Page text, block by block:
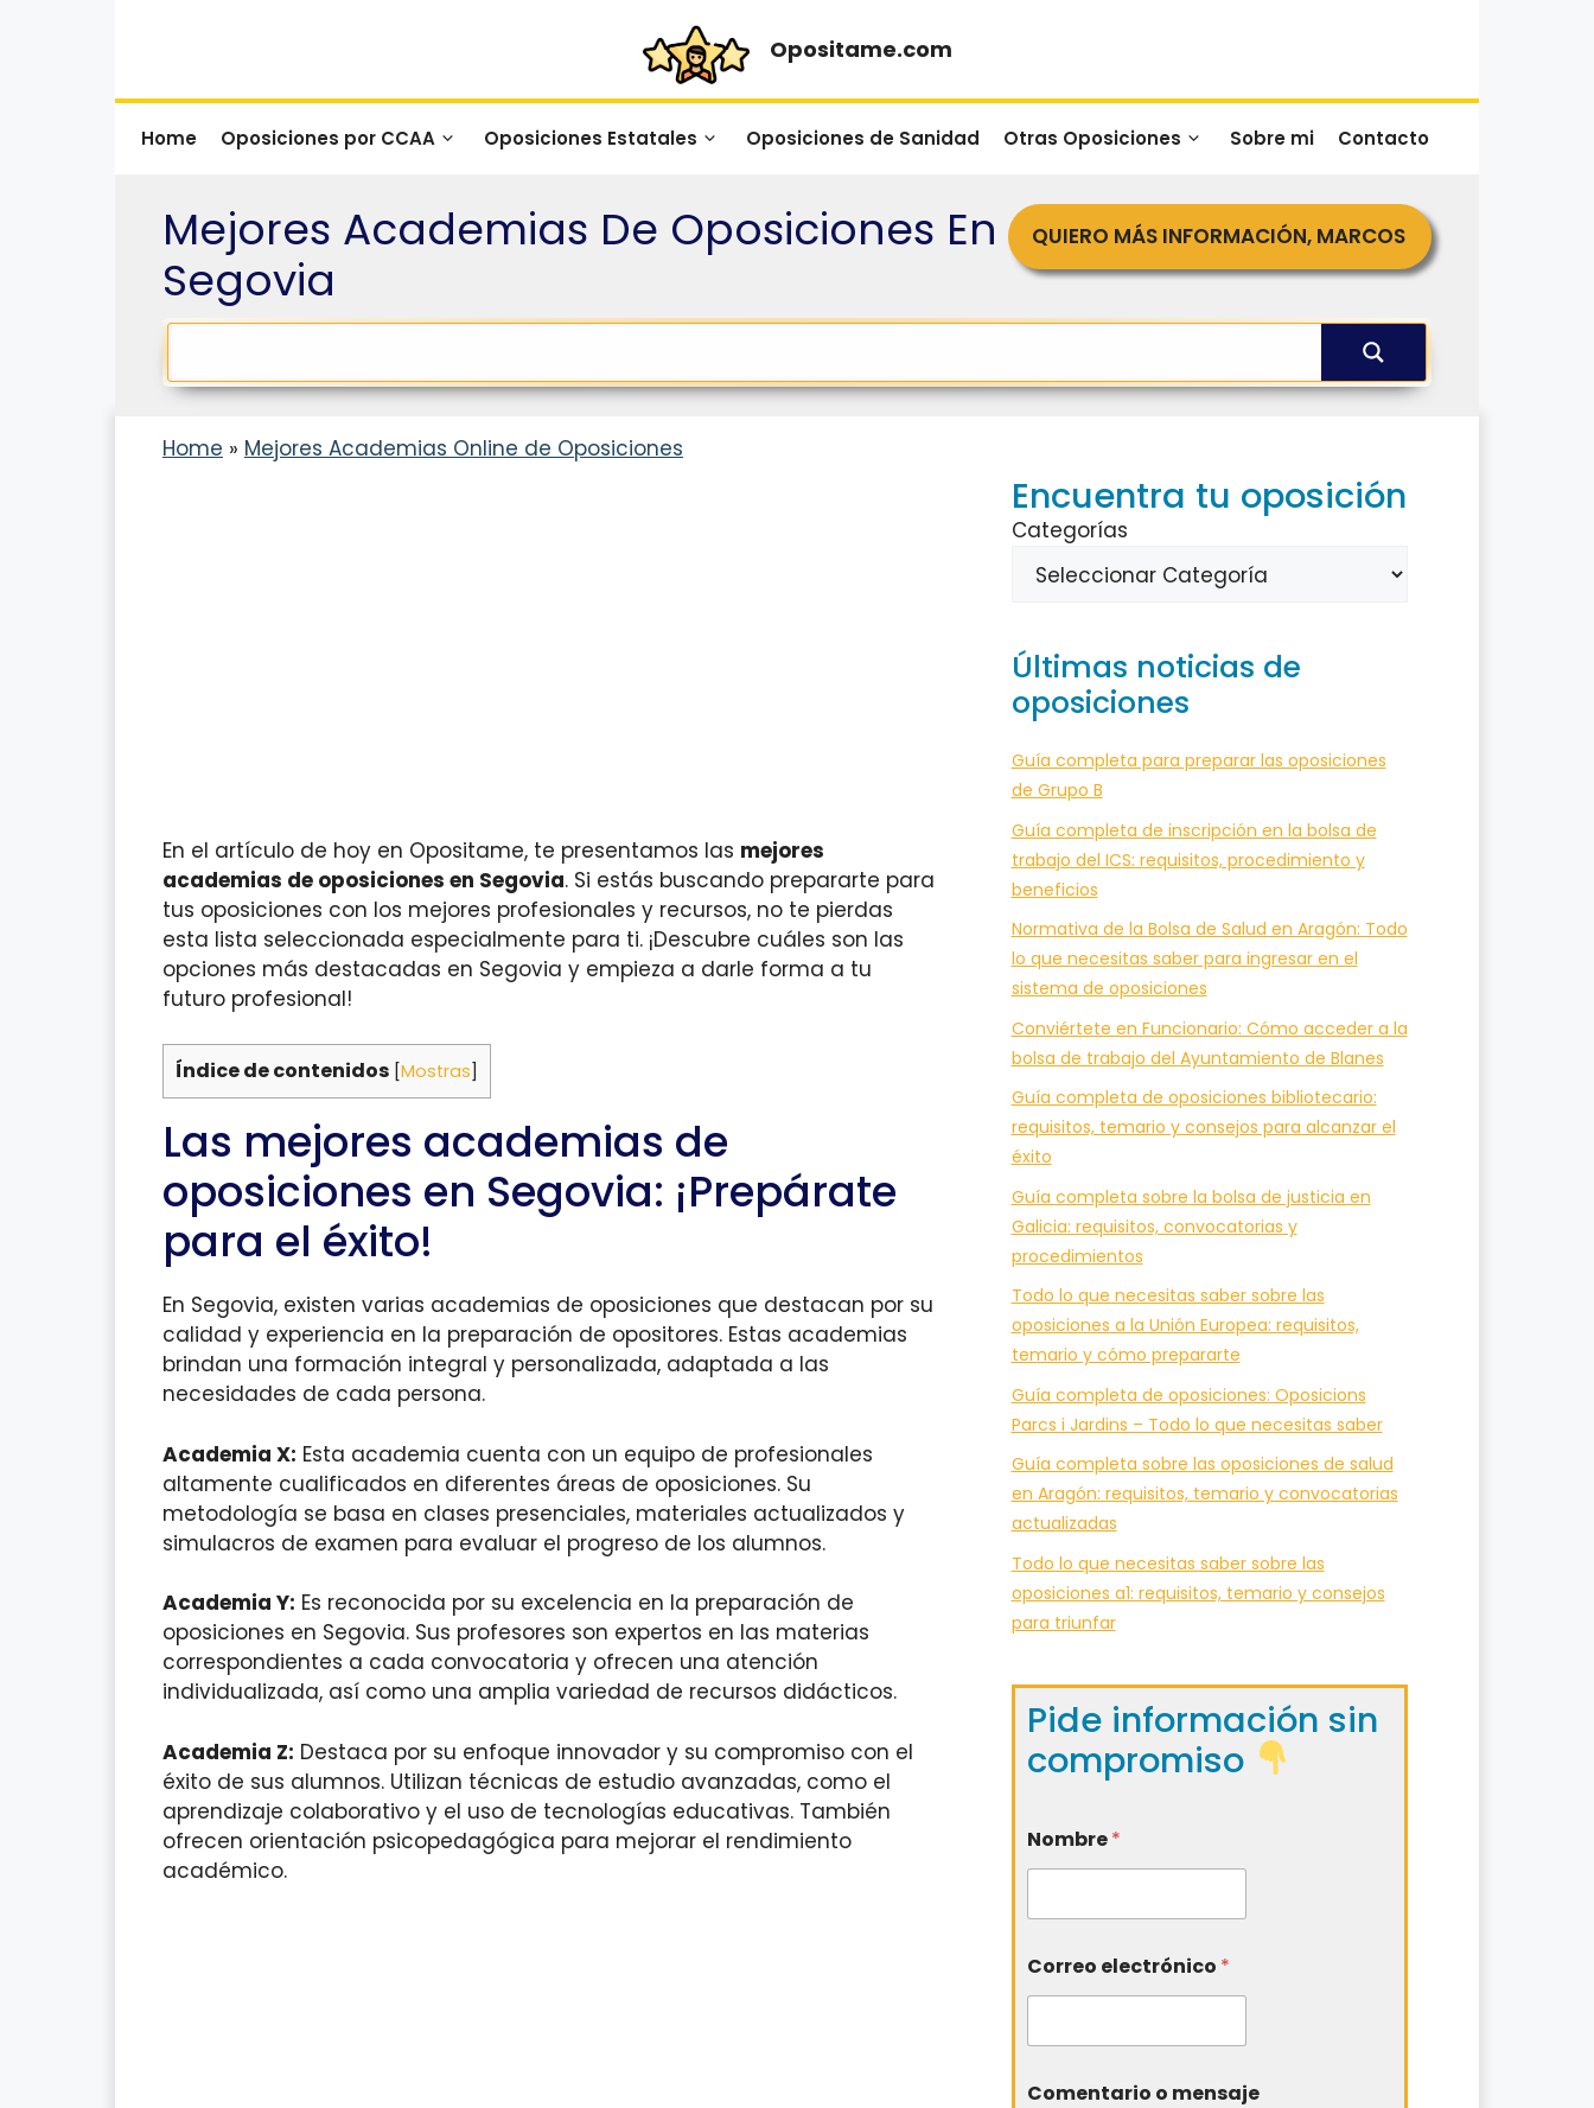
Opositame.com
Home Oposiciones por CCAA Oposiciones Estatales Oposiciones de Sanidad Otras Oposiciones Sobre mi Contacto
Mejores Academias De Oposiciones En
Segovia
QUIERO MÁS INFORMACIÓN, MARCOS
Home » Mejores Academias Online de Oposiciones
En el artículo de hoy en Opositame, te presentamos las mejores
academias de oposiciones en Segovia. Si estás buscando prepararte para
tus oposiciones con los mejores profesionales y recursos, no te pierdas
esta lista seleccionada especialmente para ti. ¡Descubre cuáles son las
opciones más destacadas en Segovia y empieza a darle forma a tu
futuro profesional!
Índice de contenidos [Mostras]
Las mejores academias de
oposiciones en Segovia: ¡Prepárate
para el éxito!
En Segovia, existen varias academias de oposiciones que destacan por su
calidad y experiencia en la preparación de opositores. Estas academias
brindan una formación integral y personalizada, adaptada a las
necesidades de cada persona.
Academia X: Esta academia cuenta con un equipo de profesionales
altamente cualificados en diferentes áreas de oposiciones. Su
metodología se basa en clases presenciales, materiales actualizados y
simulacros de examen para evaluar el progreso de los alumnos.
Academia Y: Es reconocida por su excelencia en la preparación de
oposiciones en Segovia. Sus profesores son expertos en las materias
correspondientes a cada convocatoria y ofrecen una atención
individualizada, así como una amplia variedad de recursos didácticos.
Academia Z: Destaca por su enfoque innovador y su compromiso con el
éxito de sus alumnos. Utilizan técnicas de estudio avanzadas, como el
aprendizaje colaborativo y el uso de tecnologías educativas. También
ofrecen orientación psicopedagógica para mejorar el rendimiento
académico.
Encuentra tu oposición
Categorías
Últimas noticias de
oposiciones
Guía completa para preparar las oposiciones
de Grupo B
Guía completa de inscripción en la bolsa de
trabajo del ICS: requisitos, procedimiento y
beneficios
Normativa de la Bolsa de Salud en Aragón: Todo
lo que necesitas saber para ingresar en el
sistema de oposiciones
Conviértete en Funcionario: Cómo acceder a la
bolsa de trabajo del Ayuntamiento de Blanes
Guía completa de oposiciones bibliotecario:
requisitos, temario y consejos para alcanzar el
éxito
Guía completa sobre la bolsa de justicia en
Galicia: requisitos, convocatorias y
procedimientos
Todo lo que necesitas saber sobre las
oposiciones a la Unión Europea: requisitos,
temario y cómo prepararte
Guía completa de oposiciones: Oposicions
Parcs i Jardins – Todo lo que necesitas saber
Guía completa sobre las oposiciones de salud
en Aragón: requisitos, temario y convocatorias
actualizadas
Todo lo que necesitas saber sobre las
oposiciones a1: requisitos, temario y consejos
para triunfar
Pide información sin
compromiso
Nombre*
Correo electrónico *
Comentario o mensaje